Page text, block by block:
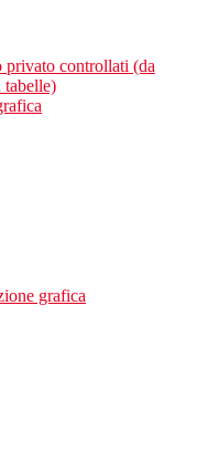
controllati (da
tabelle)
grafica